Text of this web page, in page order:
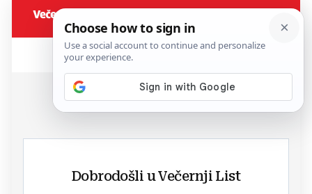
Dobrodošli u Večernji List